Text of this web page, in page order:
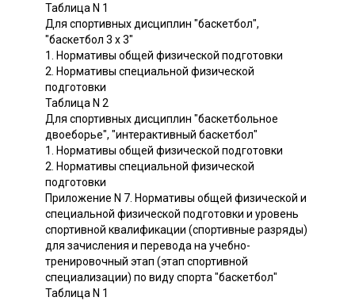
Таблица N 1
Для спортивных дисциплин "баскетбол",
"баскетбол 3 x 3"
1. Нормативы общей физической подготовки
2. Нормативы специальной физической
подготовки
Таблица N 2
Для спортивных дисциплин "баскетбольное
двоеборье", "интерактивный баскетбол"
1. Нормативы общей физической подготовки
2. Нормативы специальной физической
подготовки
Приложение N 7. Нормативы общей физической и
специальной физической подготовки и уровень
спортивной квалификации (спортивные разряды)
для зачисления и перевода на учебно-
тренировочный этап (этап спортивной
специализации) по виду спорта "баскетбол"
Таблица N 1